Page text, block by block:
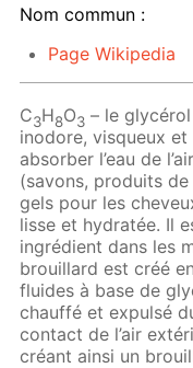
Nom commun :
Page Wikipedia
C3H8O3 – le
inodore, visqueux
absorber l’eau de
(savons, produits
gels pour les
lisse et hydratée. Il
ingrédient dans les
brouillard est créé
fluides à base de
chauffé et expulsé
contact de l’air
créant ainsi un